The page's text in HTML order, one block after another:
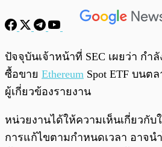
พร้อมเล่น
ปัจจุบันเจ้าหน้าที่ SEC เผยว่า ก
ซื้อขาย Ethereum Spot ETF บนต
ผู้เกี่ยวข้องรายงาน
หน่วยงานได้ให้ความเห็นเกี่ยวกั
การแก้ไขตามกำหนดเวลา อาจน